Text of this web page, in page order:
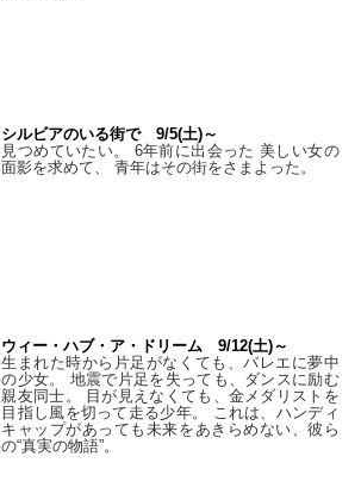
シルビアのいる街で 9/5(土)～
見つめていたい。 6年前に出会った 美しい女の
面影を求めて、 青年はその街をさまよった。
ウィー・ハブ・ア・ドリーム 9/12(土)～
生まれた時から片足がなくても、バレエに夢中
の少女。 地震で片足を失っても、ダンスに励む
親友同士。 目が見えなくても、金メダリストを
目指し風を切って走る少年。 これは、ハンディ
キャップがあっても未来をあきらめない、彼ら
の“真実の物語”。